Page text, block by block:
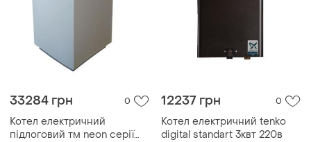
33284 грн 0
Котел електричний
підлоговий тм neon серії
12237 грн 0
Котел електричний tenko
digital standart 3квт 220в